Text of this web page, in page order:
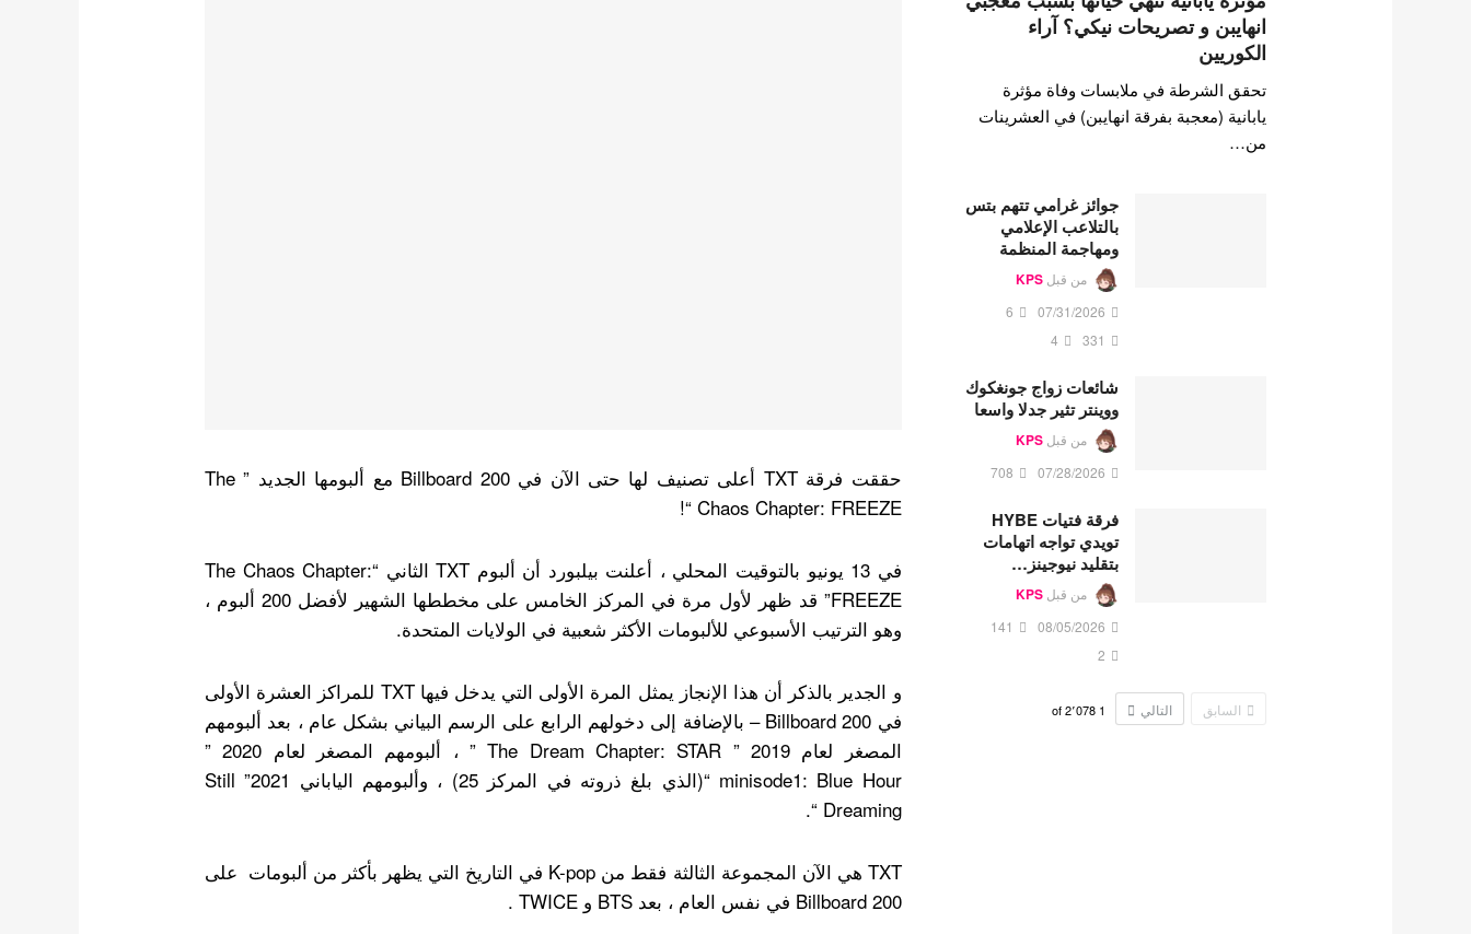
حققت فرقة TXT أعلى تصنيف لها حتى الآن في Billboard 200 مع ألبومها الجديد ” The
Chaos Chapter: FREEZE “!
في 13 يونيو بالتوقيت المحلي ، أعلنت بيلبورد أن ألبوم TXT الثاني “The Chaos Chapter:
FREEZE” قد ظهر لأول مرة في المركز الخامس على مخططها الشهير لأفضل 200 ألبوم ،
وهو الترتيب الأسبوعي للألبومات الأكثر شعبية في الولايات المتحدة.
و الجدير بالذكر أن هذا الإنجاز يمثل المرة الأولى التي يدخل فيها TXT للمراكز العشرة الأولى
في Billboard 200 – بالإضافة إلى دخولهم الرابع على الرسم البياني بشكل عام ، بعد ألبومهم
المصغر لعام 2019 ” The Dream Chapter: STAR ” ، ألبومهم المصغر لعام 2020 ”
minisode1: Blue Hour “(الذي بلغ ذروته في المركز 25) ، وألبومهم الياباني 2021” Still
Dreaming “.
TXT هي الآن المجموعة الثالثة فقط من K-pop في التاريخ التي يظهر بأكثر من ألبومات على
Billboard 200 في نفس العام ، بعد BTS و TWICE .
انهايبن و تصريحات نيكي؟ آراء
الكوريين
تحقق الشرطة في ملابسات وفاة مؤثرة
يابانية (معجبة بفرقة انهايبن) في العشرينات
من…
جوائز غرامي تتهم بتس
بالتلاعب الإعلامي
ومهاجمة المنظمة
من قبل KPS
07/31/2026
6
331
4
شائعات زواج جونغكوك
ووينتر تثير جدلا واسعا
من قبل KPS
07/28/2026
708
فرقة فتيات HYBE
تويدي تواجه اتهامات
بتقليد نيوجينز…
من قبل KPS
08/05/2026
141
2
السابق التالي 1 2٬078